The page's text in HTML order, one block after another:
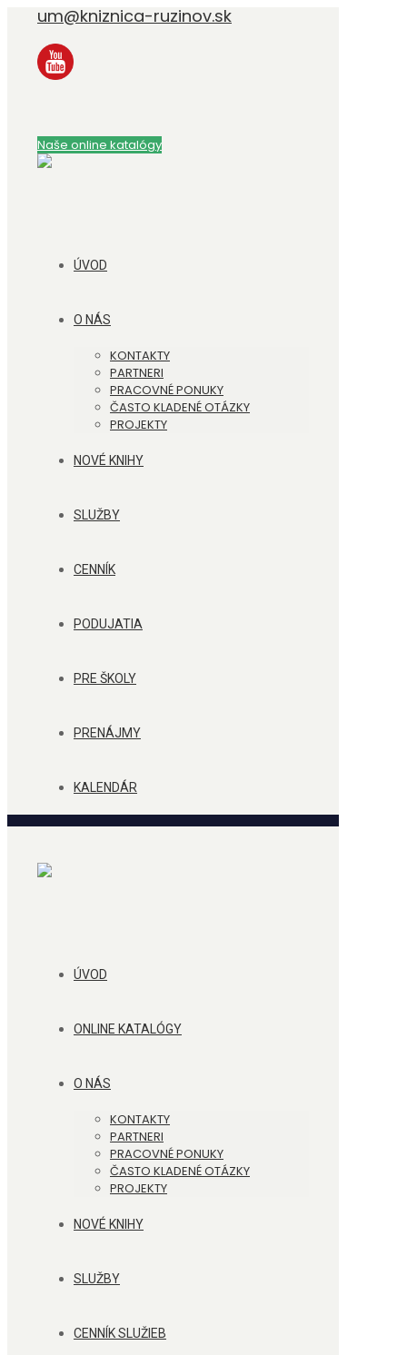
um@kniznica-ruzinov.sk
Naše online katalógy
ÚVOD
O NÁS
KONTAKTY
PARTNERI
PRACOVNÉ PONUKY
ČASTO KLADENÉ OTÁZKY
PROJEKTY
NOVÉ KNIHY
SLUŽBY
CENNÍK
PODUJATIA
PRE ŠKOLY
PRENÁJMY
KALENDÁR
ÚVOD
ONLINE KATALÓGY
O NÁS
KONTAKTY
PARTNERI
PRACOVNÉ PONUKY
ČASTO KLADENÉ OTÁZKY
PROJEKTY
NOVÉ KNIHY
SLUŽBY
CENNÍK SLUŽIEB